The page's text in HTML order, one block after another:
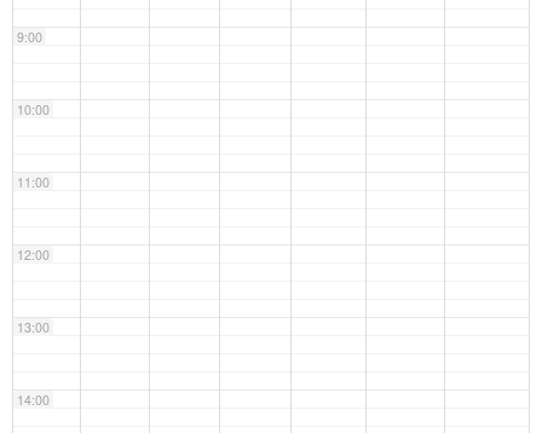
9:00
10:00
11:00
12:00
13:00
14:00